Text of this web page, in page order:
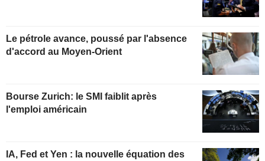
Le pétrole avance, poussé par l'absence
d'accord au Moyen-Orient
Bourse Zurich: le SMI faiblit après
l'emploi américain
IA, Fed et Yen : la nouvelle équation des